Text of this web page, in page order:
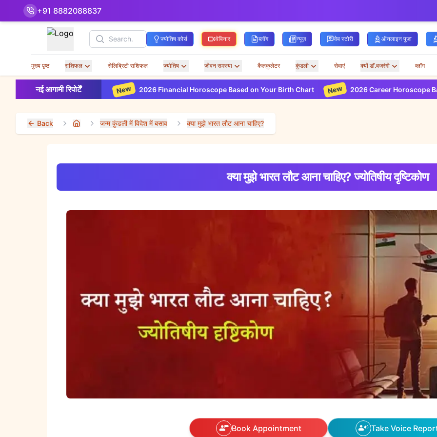
+91 8882088837
Search ज्योतिष कोर्स वेबिनार ब्लॉग न्यूज़ वेब स्टोरी ऑनलाइन पूजा
मुख्य पृष्ठ राशिफल सेलिब्रिटी राशिफल ज्योतिष जीवन समस्या कैलकुलेटर कुंडली सेवाएं क्यों डॉ.बजरंगी ब्लॉग
नई आगामी रिपोर्टें
New 2026 Financial Horoscope Based on Your Birth Chart New 2026 Career Horoscope Based on Your
Back Home जन्म कुंडली में विदेश में बसाव क्या मुझे भारत लौट आना चाहिए?
क्या मुझे भारत लौट आना चाहिए? ज्योतिषीय दृष्टिकोण
Book Appointment Take Voice